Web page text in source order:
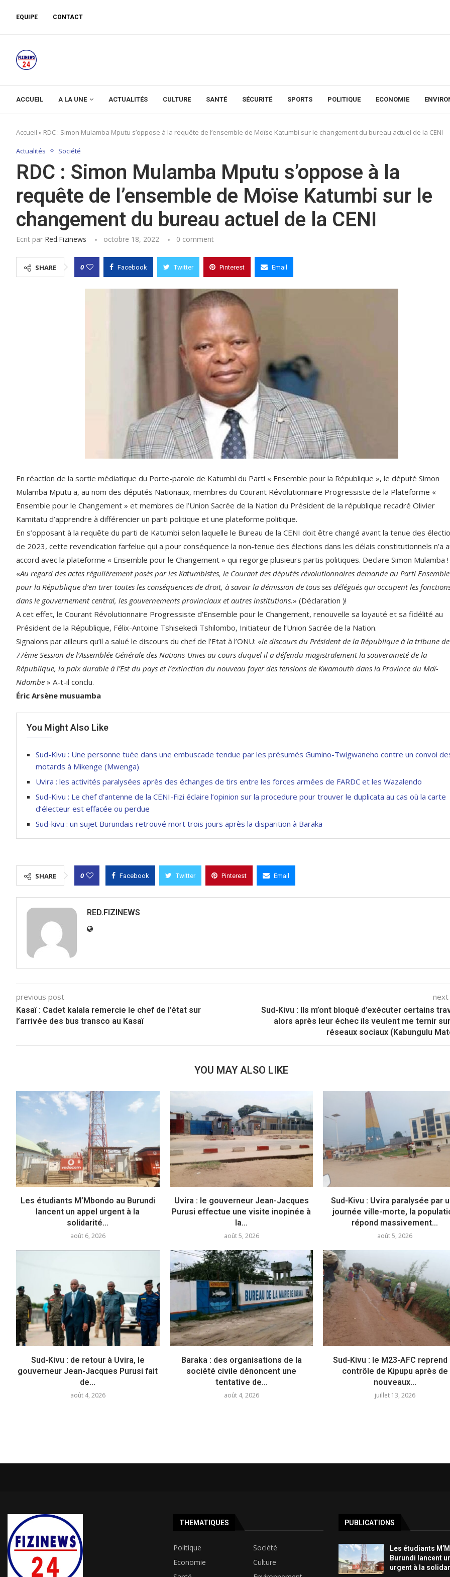
EQUIPE CONTACT
ACCUEIL A LA UNE ACTUALITÉS CULTURE SANTÉ SÉCURITÉ SPORTS POLITIQUE ECONOMIE
Accueil » RDC : Simon Mulamba Mputu s’oppose à la requête de l’ensemble de Moïse Katumbi sur le changement du bureau actuel de la CENI
Actualités Société
RDC : Simon Mulamba Mputu s’oppose à la
requête de l’ensemble de Moïse Katumbi sur le
changement du bureau actuel de la CENI
Ecrit par Red.fizinews octobre 18, 2022 0 comment
SHARE 0 Facebook Twitter Pinterest Email
En réaction de la sortie médiatique du Porte-parole de Katumbi du Parti « Ensemble pour la République », le député Simon
Mulamba Mputu a, au nom des députés Nationaux, membres du Courant Révolutionnaire Progressiste de la Plateforme «
Ensemble pour le Changement » et membres de l’Union Sacrée de la Nation du Président de la république recadré Olivier
Kamitatu d’apprendre à différencier un parti politique et une plateforme politique.
En s’opposant à la requête du parti de Katumbi selon laquelle le Bureau de la CENI doit être changé avant la tenue des
de 2023, cette revendication farfelue qui a pour conséquence la non-tenue des élections dans les délais constitutionnels n’a
accord avec la plateforme « Ensemble pour le Changement » qui regorge plusieurs partis politiques. Declare Simon Mulamba !
«Au regard des actes régulièrement posés par les Katumbistes, le Courant des députés révolutionnaires demande au Parti Ensemble
pour la République d’en tirer toutes les conséquences de droit, à savoir la démission de tous ses délégués qui occupent les
dans le gouvernement central, les gouvernements provinciaux et autres institutions.» (Déclaration )!
A cet effet, le Courant Révolutionnaire Progressiste d’Ensemble pour le Changement, renouvelle sa loyauté et sa fidélité au
Président de la République, Félix-Antoine Tshisekedi Tshilombo, Initiateur de l’Union Sacrée de la Nation.
Signalons par ailleurs qu’il a salué le discours du chef de l’Etat à l’ONU: «le discours du Président de la République à la tribune
77ème Session de l’Assemblée Générale des Nations-Unies au cours duquel il a défendu magistralement la souveraineté de la
République, la paix durable à l’Est du pays et l’extinction du nouveau foyer des tensions de Kwamouth dans la Province du Maï-
Ndombe » A-t-il conclu.
Éric Arsène musuamba
You Might Also Like
Sud-Kivu : Une personne tuée dans une embuscade tendue par les présumés Gumino-Twigwaneho contre un convoi
motards à Mikenge (Mwenga)
Uvira : les activités paralysées après des échanges de tirs entre les forces armées de FARDC et les Wazalendo
Sud-Kivu : Le chef d’antenne de la CENI-Fizi éclaire l’opinion sur la procedure pour trouver le duplicata au cas où la carte
d’électeur est effacée ou perdue
Sud-kivu : un sujet Burundais retrouvé mort trois jours après la disparition à Baraka
SHARE 0 Facebook Twitter Pinterest Email
RED.FIZINEWS
previous post
Kasaï : Cadet kalala remercie le chef de l’état sur
l’arrivée des bus transco au Kasaï
Sud-Kivu : Ils m’ont bloqué d’exécuter certains
alors après leur échec ils veulent me ternir
réseaux sociaux (Kabungulu
YOU MAY ALSO LIKE
Les étudiants M’Mbondo au Burundi
lancent un appel urgent à la
solidarité...
août 6, 2026
Uvira : le gouverneur Jean-Jacques
Purusi effectue une visite inopinée à
la...
août 5, 2026
Sud-Kivu : Uvira paralysée par
journée ville-morte, la
répond massivement...
août 5, 2026
Sud-Kivu : de retour à Uvira, le
gouverneur Jean-Jacques Purusi fait
de...
août 4, 2026
Baraka : des organisations de la
société civile dénoncent une
tentative de...
août 4, 2026
Sud-Kivu : le M23-AFC reprend
contrôle de Kipupu après de
nouveaux...
juillet 13, 2026
THEMATIQUES
Politique
Société
Economie
Culture
PUBLICATIONS
Les étudiants
Burundi lancent
urgent à la